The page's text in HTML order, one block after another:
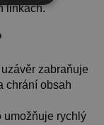
linkách.
zabraňuje
chrání obsah
umožňuje rychlý